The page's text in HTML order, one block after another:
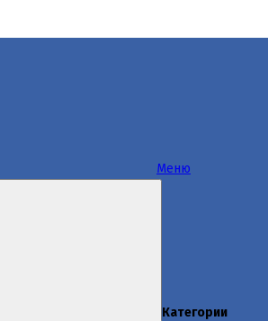
Меню
Категории